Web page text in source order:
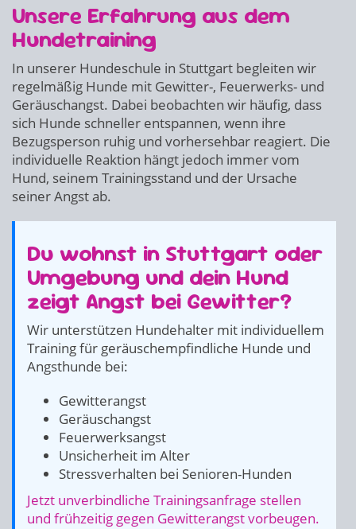
Unsere Erfahrung aus dem
Hundetraining
In unserer Hundeschule in Stuttgart begleiten wir
regelmäßig Hunde mit Gewitter-, Feuerwerks- und
Geräuschangst. Dabei beobachten wir häufig, dass
sich Hunde schneller entspannen, wenn ihre
Bezugsperson ruhig und vorhersehbar reagiert. Die
individuelle Reaktion hängt jedoch immer vom
Hund, seinem Trainingsstand und der Ursache
seiner Angst ab.
Du wohnst in Stuttgart oder
Umgebung und dein Hund
zeigt Angst bei Gewitter?
Wir unterstützen Hundehalter mit individuellem
Training für geräuschempfindliche Hunde und
Angsthunde bei:
Gewitterangst
Geräuschangst
Feuerwerksangst
Unsicherheit im Alter
Stressverhalten bei Senioren-Hunden
Jetzt unverbindliche Trainingsanfrage stellen
und frühzeitig gegen Gewitterangst vorbeugen.